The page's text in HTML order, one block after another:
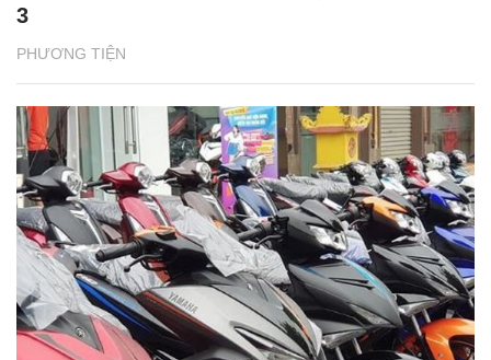
PHƯƠNG TIỆN
3